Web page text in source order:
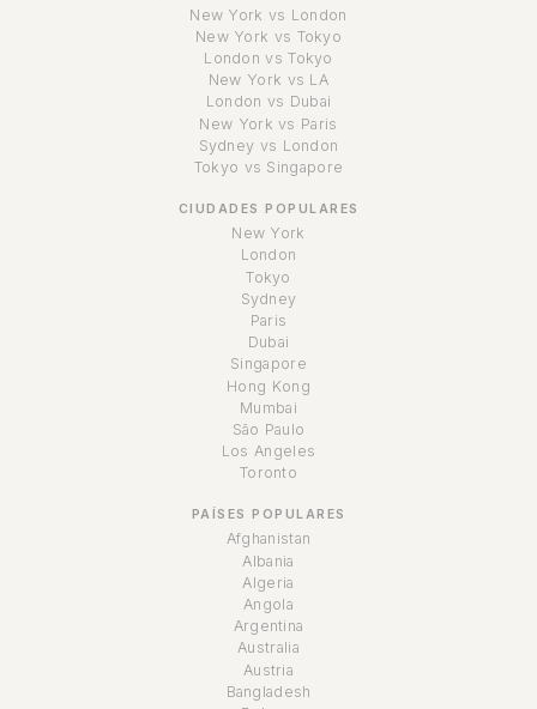
New York vs London
New York vs Tokyo
London vs Tokyo
New York vs LA
London vs Dubai
New York vs Paris
Sydney vs London
Tokyo vs Singapore
CIUDADES POPULARES
New York
London
Tokyo
Sydney
Paris
Dubai
Singapore
Hong Kong
Mumbai
São Paulo
Los Angeles
Toronto
PAÍSES POPULARES
Afghanistan
Albania
Algeria
Angola
Argentina
Australia
Austria
Bangladesh